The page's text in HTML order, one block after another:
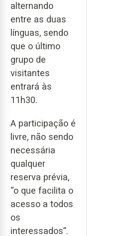
alternando
entre as duas
línguas, sendo
que o último
grupo de
visitantes
entrará às
11h30.
A participação é
livre, não sendo
necessária
qualquer
reserva prévia,
“o que facilita o
acesso a todos
os
interessados”.